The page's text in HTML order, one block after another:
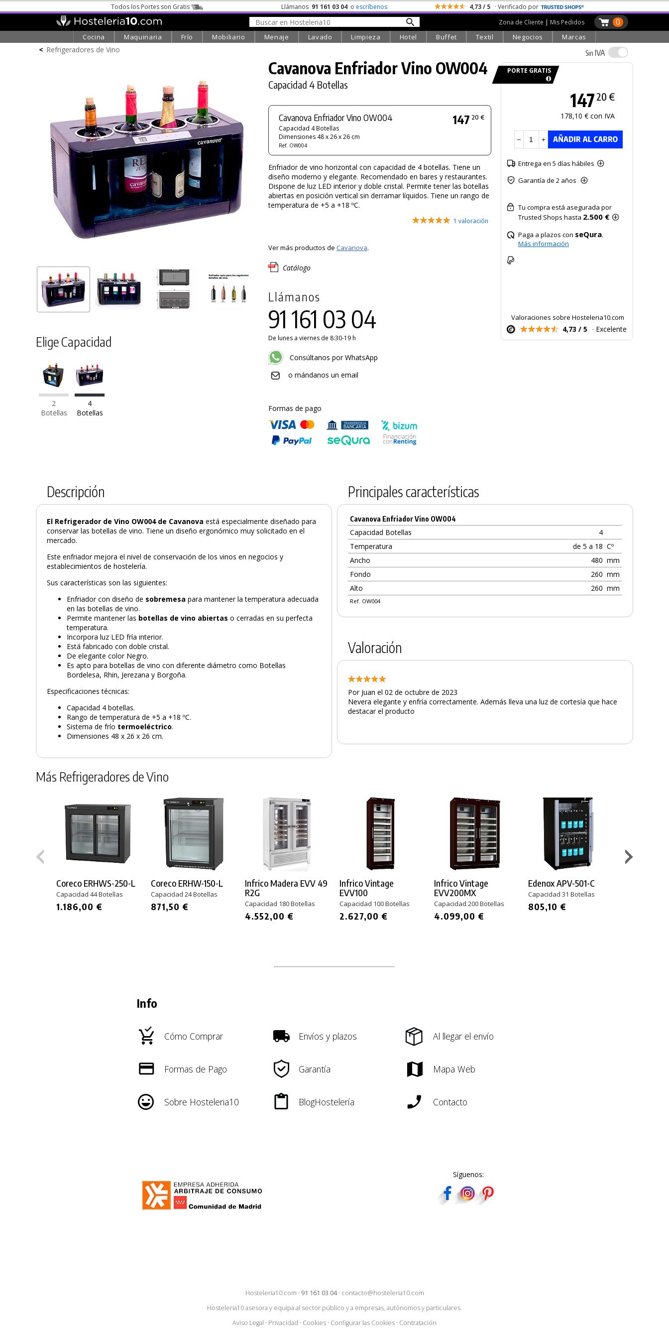
Todos los Portes son Gratis Llámanos 91 161 03 04 o escríbenos 4,73 / 5 · Verificado por
0
Zona de Cliente | Mis Pedidos
Cocina Maquinaria Frío Mobiliario Menaje Lavado Limpieza Hotel Buffet Textil Negocios Marcas
< Refrigeradores de Vino
PRODUCTO AÑADIDO AL CARRITO
Elige Capacidad
2
Botellas
4
Botellas
Cavanova Enfriador Vino OW004
Capacidad 4 Botellas
Cavanova Enfriador Vino OW004
Capacidad 4 Botellas
Dimensiones 48 x 26 x 26 cm
Ref. OW004
147 20 €
Enfriador de vino horizontal con capacidad de 4 botellas. Tiene un
diseño moderno y elegante. Recomendado en bares y restaurantes.
Dispone de luz LED interior y doble cristal. Permite tener las botellas
abiertas en posición vertical sin derramar líquidos. Tiene un rango de
temperatura de +5 a +18 ºC.
1 valoración
Ver más productos de Cavanova.
Catálogo
Llámanos
91 161 03 04
De lunes a viernes de 8:30-19 h
Consúltanos por WhatsApp
o mándanos un email
Formas de pago
Sin IVA
PORTE GRATIS
147 20 €
178,10 € con IVA
– +
Entrega en 5 días hábiles
Garantía de 2 años
Tu compra está asegurada por
Trusted Shops hasta 2.500 €
Paga a plazos con seQura.
Más información
Valoraciones sobre Hosteleria10.com
4,73 / 5 · Excelente
Descripción
El Refrigerador de Vino OW004 de Cavanova está especialmente diseñado para
conservar las botellas de vino. Tiene un diseño ergonómico muy solicitado en el
mercado.
Este enfriador mejora el nivel de conservación de los vinos en negocios y
establecimientos de hostelería.
Sus características son las siguientes:
Enfriador con diseño de sobremesa para mantener la temperatura adecuada
en las botellas de vino.
Permite mantener las botellas de vino abiertas o cerradas en su perfecta
temperatura.
Incorpora luz LED fría interior.
Está fabricado con doble cristal.
De elegante color Negro.
Es apto para botellas de vino con diferente diámetro como Botellas
Bordelesa, Rhin, Jerezana y Borgoña.
Especificaciones técnicas:
Capacidad 4 botellas.
Rango de temperatura de +5 a +18 ºC.
Sistema de frío termoeléctrico.
Dimensiones 48 x 26 x 26 cm.
Principales características
Cavanova Enfriador Vino OW004
Capacidad Botellas
4
Temperatura
de 5 a 18 Cº
Ancho
480 mm
Fondo
260 mm
Alto
260 mm
Ref. OW004
Valoración
Por Juan el 02 de octubre de 2023
Nevera elegante y enfría correctamente. Además lleva una luz de cortesía que hace
destacar el producto
Más Refrigeradores de Vino
Coreco ERHWS-250-L
Capacidad 44 Botellas
1.186,00 €
Coreco ERHW-150-L
Capacidad 24 Botellas
871,50 €
Infrico Madera EVV 49
R2G
Capacidad 180 Botellas
4.552,00 €
Infrico Vintage
EVV100
Capacidad 100 Botellas
2.627,00 €
Infrico Vintage
EVV200MX
Capacidad 200 Botellas
4.099,00 €
Edenox APV-501-C
Capacidad 31 Botellas
805,10 €
Info
Cómo Comprar Envíos y plazos Al llegar el envío
Formas de Pago Garantía Mapa Web
Sobre Hosteleria10 BlogHostelería Contacto
Síguenos:
Hosteleria10.com · 91 161 03 04· contacto@hosteleria10.com
Hosteleria10 asesora y equipa al sector público y a empresas, autónomos y particulares.
Aviso Legal · Privacidad · Cookies · Configurar las Cookies · Contratación